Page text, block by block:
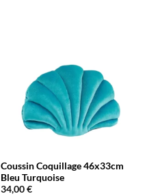
Coussin Coquillage 46x33cm
Bleu Turquoise
34,00€